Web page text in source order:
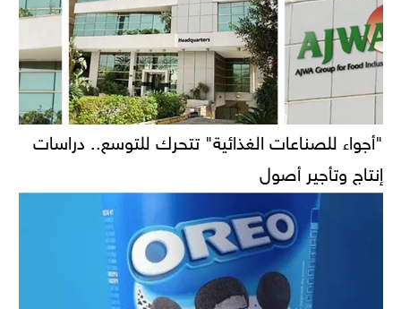
"أجواء للصناعات الغذائية" تتحرك للتوسع.. دراسات
إنتاج وتأجير أصول